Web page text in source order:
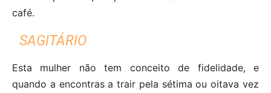
café.
SAGITÁRIO
Esta mulher não tem conceito de fidelidade, e
quando a encontras a trair pela sétima ou oitava vez